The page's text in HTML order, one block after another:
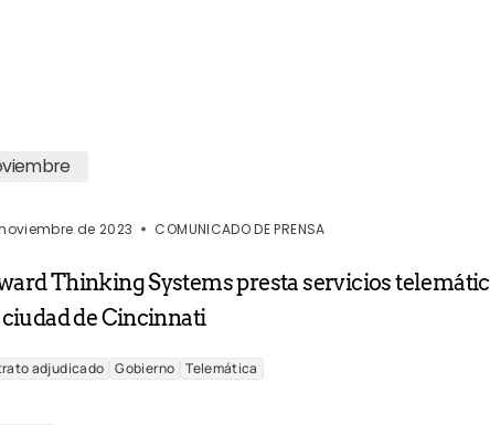
de 2023 COMUNICADO DE PRENSA
Thinking Systems presta servicios
ciudad de Cincinnati
adjudicado Gobierno Telemática